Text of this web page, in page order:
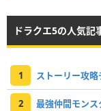
ドラクエ5の人気記
1 ストーリー攻
2 最強仲間モン